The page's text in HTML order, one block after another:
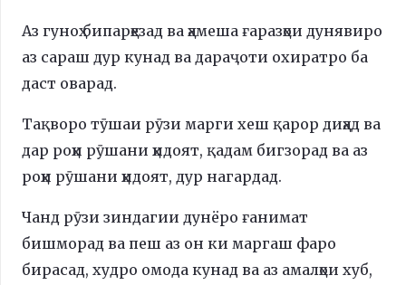
Аз гуноҳ бипарҳезад ва ҳамеша ғаразҳои дунявиро
аз сараш дур кунад ва дараҷоти охиратро ба
даст оварад.
Тақворо тӯшаи рӯзи марги хеш қарор диҳад ва
дар роҳи рӯшани ҳидоят, қадам бигзорад ва аз
роҳи рӯшани ҳидоят, дур нагардад.
Чанд рӯзи зиндагии дунёро ғанимат
бишморад ва пеш аз он ки маргаш фаро
бирасад, худро омода кунад ва аз амалҳои хуб,